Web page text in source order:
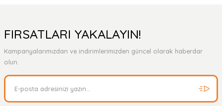
FIRSATLARI YAKALAYIN!
Kampanyalarımızdan ve indirimlerimizden güncel olarak haberdar
olun.